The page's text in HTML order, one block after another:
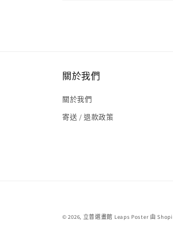
關於我們
關於我們
寄送 / 退款政策
© 2026, 立普選畫館 Leaps Poster 由